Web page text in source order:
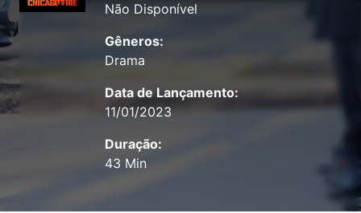
Não Disponível
Gêneros:
Drama
Data de Lançamento:
11/01/2023
Duração:
43 Min